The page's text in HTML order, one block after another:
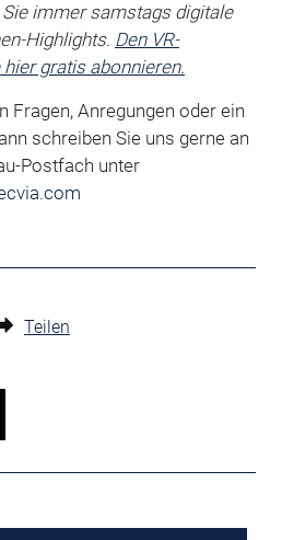
immer samstags digitale
Highlights. Den VR-
gratis abonnieren.
Fragen, Anregungen oder ein
schreiben Sie uns gerne an
Postfach unter
Teilen